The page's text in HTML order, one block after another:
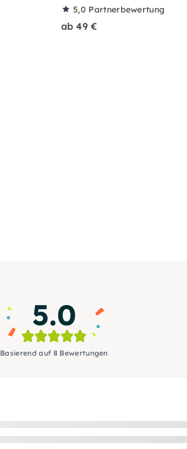
5,0 Partnerbewertung
ab 49 €
5.0
Basierend auf 8 Bewertungen